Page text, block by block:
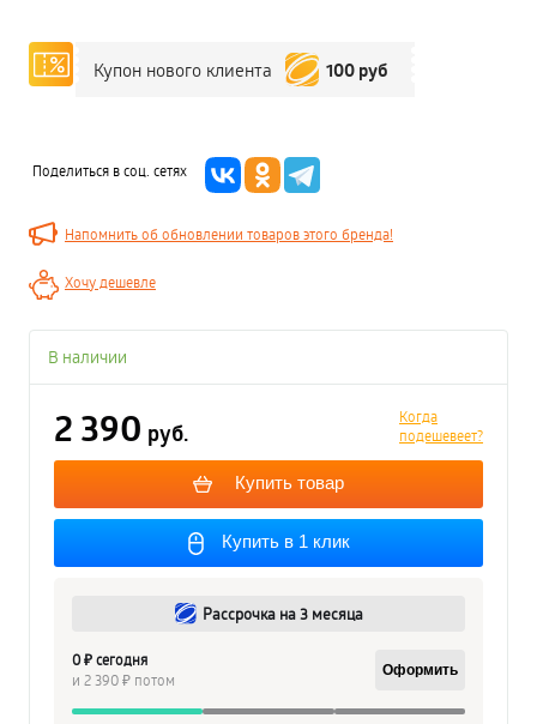
Купон нового клиента 100 руб
Поделиться в соц. сетях
Напомнить об обновлении товаров этого бренда!
Хочу дешевле
В наличии
Когда
подешевеет?
2 390 руб.
Купить товар
Купить в 1 клик
Рассрочка на 3 месяца
0 ₽ сегодня
и 2 390 ₽ потом
Оформить